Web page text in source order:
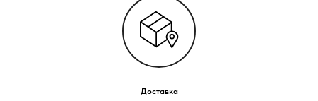
Доставка